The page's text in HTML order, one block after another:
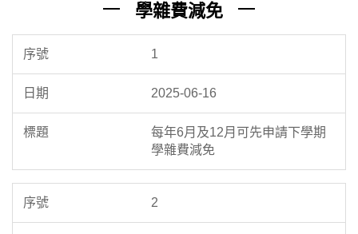
學雜費減免
1
2025-06-16
每年6月及12月可先申請下學期
學雜費減免
2